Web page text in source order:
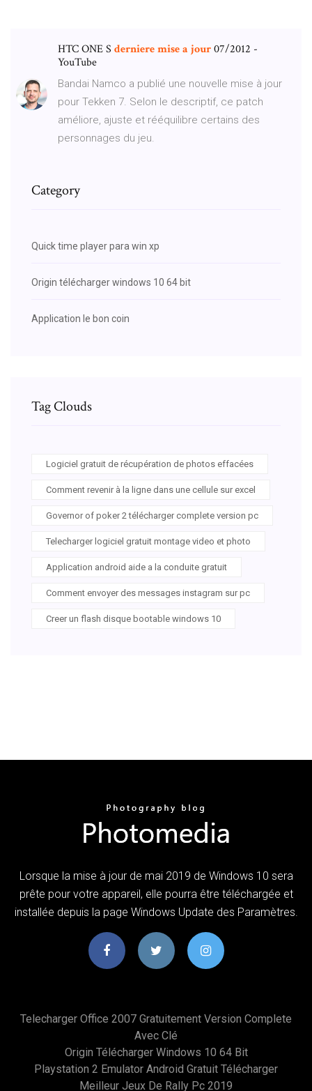
HTC ONE S dernieremisea jour07/2012 -
YouTube
Bandai Namco a publié une nouvelle mise à jour
pour Tekken 7. Selon le descriptif, ce patch
améliore, ajuste et rééquilibre certains des
personnages du jeu.
Category
Quick time player para win xp
Origin télécharger windows 10 64 bit
Application le bon coin
Tag Clouds
Logiciel gratuit de récupération de photos effacées
Comment revenir à la ligne dans une cellule sur excel
Governor of poker 2 télécharger complete version pc
Telecharger logiciel gratuit montage video et photo
Application android aide a la conduite gratuit
Comment envoyer des messages instagram sur pc
Creer un flash disque bootable windows 10
Lorsque la mise à jour de mai 2019 de Windows 10 sera
prête pour votre appareil, elle pourra être téléchargée et
installée depuis la page Windows Update des Paramètres.
Telecharger Office 2007 Gratuitement Version Complete
Avec Clé
Origin Télécharger Windows 10 64 Bit
Playstation 2 Emulator Android Gratuit Télécharger
Meilleur Jeux De Rally Pc 2019